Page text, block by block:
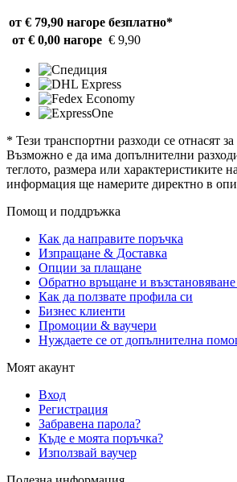
от € 79,90 нагоре безплатно*
от € 0,00 нагоре € 9,90
* Тези транспортни разходи се отнасят
Възможно е да има допълнителни
теглото, размера или характеристиките
информация ще намерите директно в
Помощ и поддръжка
Как да направите поръчка
Изпращане & Доставка
Опции за плащане
Обратно връщане и
Как да ползвате профила си
Бизнес клиенти
Промоции & ваучери
Нуждаете се от допълнителна
Моят акаунт
Вход
Регистрация
Забравена парола?
Къде е моята поръчка?
Използвай ваучер